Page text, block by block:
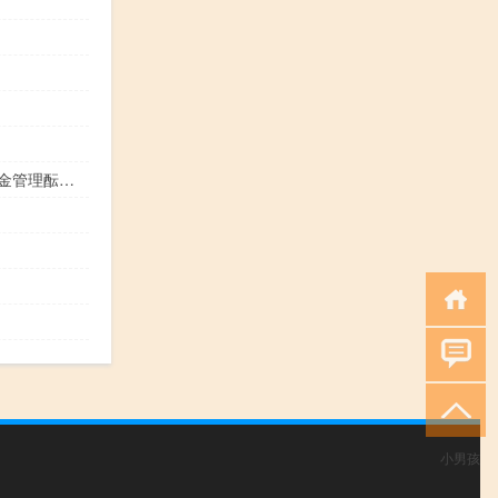
废弃电器电子产品处理专项资金管理酝酿新规
小男孩